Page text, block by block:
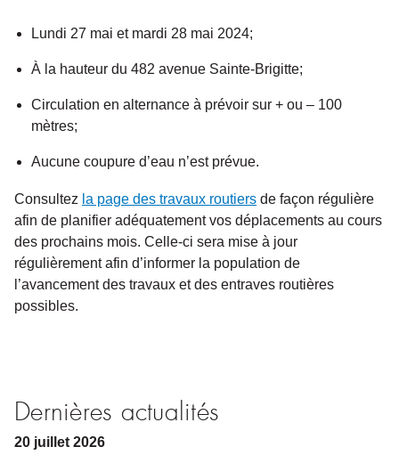
Lundi 27 mai et mardi 28 mai 2024;
À la hauteur du 482 avenue Sainte-Brigitte;
Circulation en alternance à prévoir sur + ou – 100
mètres;
Aucune coupure d’eau n’est prévue.
Consultez la page des travaux routiers de façon régulière
afin de planifier adéquatement vos déplacements au cours
des prochains mois. Celle-ci sera mise à jour
régulièrement afin d’informer la population de
l’avancement des travaux et des entraves routières
possibles.
Dernières actualités
20 juillet 2026